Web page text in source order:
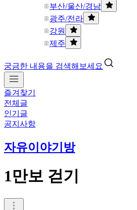
부산/울산/경남
광주/전라
강원
제주
궁금한 내용을 검색해보세요
즐겨찾기
전체글
인기글
공지사항
자유이야기방
1만보 걷기